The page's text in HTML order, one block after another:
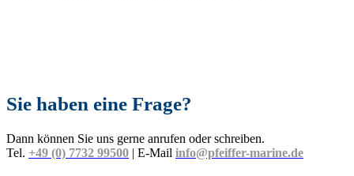
Sie haben eine Frage?
Dann können Sie uns gerne anrufen oder schreiben.
Tel. +49 (0) 7732 99500 | E-Mail info@pfeiffer-marine.de